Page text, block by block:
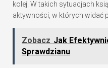
kolej. W takich sytuacjach
aktywności, w których widać
Zobacz Jak
Sprawdzianu